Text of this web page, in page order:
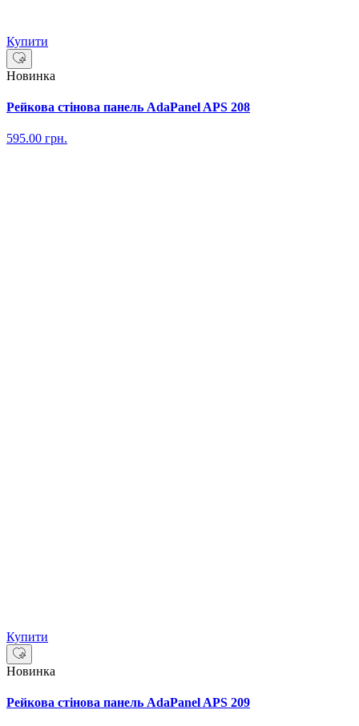
Купити
Новинка
Рейкова стінова панель AdaPanel APS 208
595.00 грн.
Купити
Новинка
Рейкова стінова панель AdaPanel APS 209